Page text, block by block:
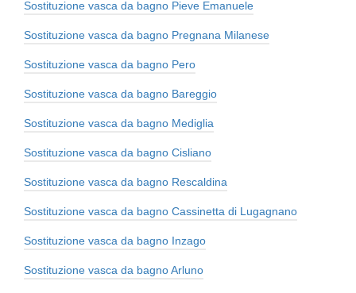
Sostituzione vasca da bagno Pieve Emanuele
Sostituzione vasca da bagno Pregnana Milanese
Sostituzione vasca da bagno Pero
Sostituzione vasca da bagno Bareggio
Sostituzione vasca da bagno Mediglia
Sostituzione vasca da bagno Cisliano
Sostituzione vasca da bagno Rescaldina
Sostituzione vasca da bagno Cassinetta di Lugagnano
Sostituzione vasca da bagno Inzago
Sostituzione vasca da bagno Arluno